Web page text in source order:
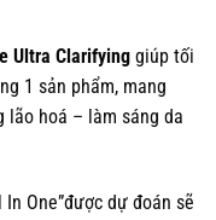
Ultra Clarifying giúp tối
1 sản phẩm, mang
lão hoá – làm sáng da
One”được dự đoán sẽ